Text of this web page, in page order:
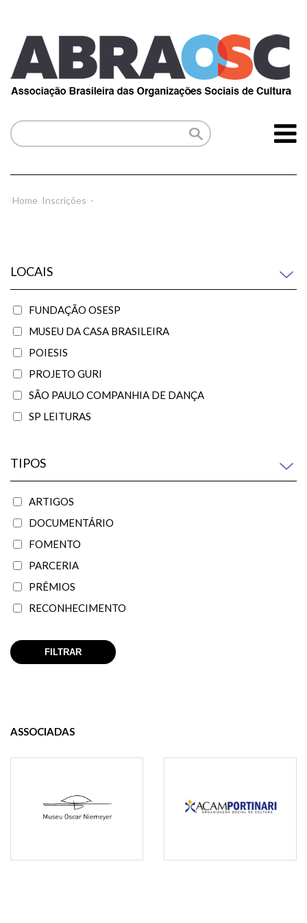
Home Inscrições -
LOCAIS
FUNDAÇÃO OSESP
MUSEU DA CASA BRASILEIRA
POIESIS
PROJETO GURI
SÃO PAULO COMPANHIA DE DANÇA
SP LEITURAS
TIPOS
ARTIGOS
DOCUMENTÁRIO
FOMENTO
PARCERIA
PRÊMIOS
RECONHECIMENTO
ASSOCIADAS